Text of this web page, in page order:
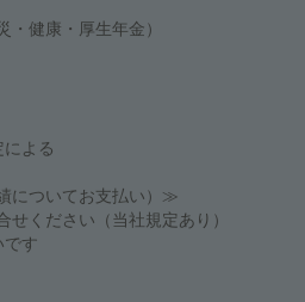
・健康・厚生年金）
よる
についてお支払い）≫
ください（当社規定あり）
す